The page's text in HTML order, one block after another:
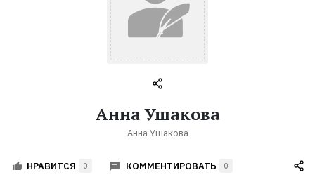
обсуждаемые
Авторы
Анна Ушакова
Анна Ушакова
НРАВИТСЯ 0 КОММЕНТИРОВАТЬ 0